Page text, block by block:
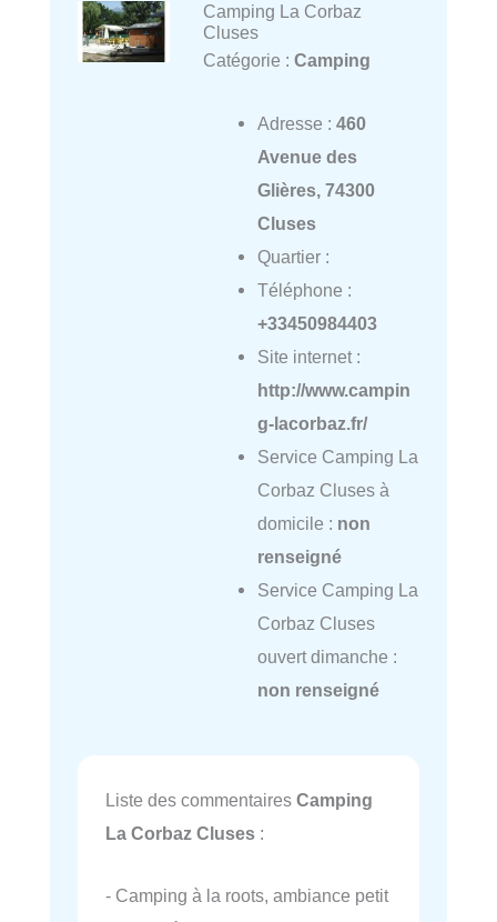
Camping La Corbaz
Cluses
Catégorie : Camping
Adresse : 460
Avenue des
Glières, 74300
Cluses
Quartier :
Téléphone :
+33450984403
Site internet :
http://www.campin
g-lacorbaz.fr/
Service Camping La
Corbaz Cluses à
domicile : non
renseigné
Service Camping La
Corbaz Cluses
ouvert dimanche :
non renseigné
Liste des commentaires Camping
La Corbaz Cluses :
- Camping à la roots, ambiance petit